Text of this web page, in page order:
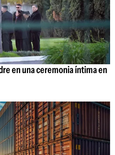
en una ceremonia íntima en